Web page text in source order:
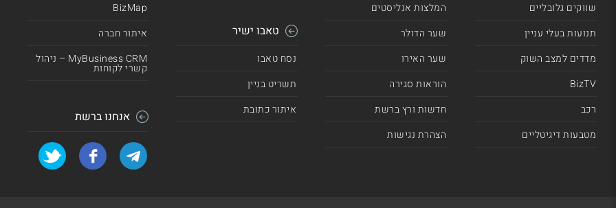
שווקים גלובליים
תנועות בעלי עניין
מדדים למצב השוק
BizTV
רכב
מטבעות דיגיטליים
המלצות אנליסטים
שער הדולר
שער האירו
הוראות סגירה
חדשות ורץ ברשת
הצהרת נגישות
טאבו ישיר
נסח טאבו
תשריט בניין
איתור כתובת
BizMap
איתור חברה
MyBusiness CRM – ניהול
קשרי לקוחות
אנחנו ברשת